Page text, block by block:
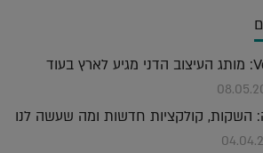
Velkommen HAY: מותג העיצוב הדני מגיע לארץ בעוד
השקות, קולקציות חדשות ומה שעשה לנו